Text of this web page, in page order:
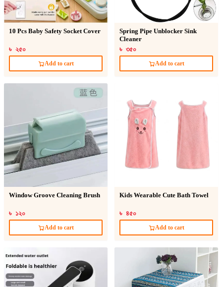
10 Pcs Baby Safety Socket Cover
৳ ২৫০
Add to cart
Spring Pipe Unblocker Sink
Cleaner
৳ ৩৫০
Add to cart
Window Groove Cleaning Brush
৳ ১২০
Add to cart
Kids Wearable Cute Bath Towel
৳ ৪৫০
Add to cart